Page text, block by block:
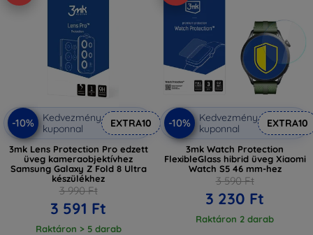
-10%
Kedvezmény
kuponnal
EXTRA10
3mk Lens Protection Pro edzett
üveg kameraobjektívhez
Samsung Galaxy Z Fold 8 Ultra
készülékhez
3 990 Ft
3 591 Ft
Raktáron > 5 darab
-10%
Kedvezmény
kuponnal
EXTRA10
3mk Watch Protection
FlexibleGlass hibrid üveg Xiaomi
Watch S5 46 mm-hez
3 590 Ft
3 230 Ft
Raktáron 2 darab